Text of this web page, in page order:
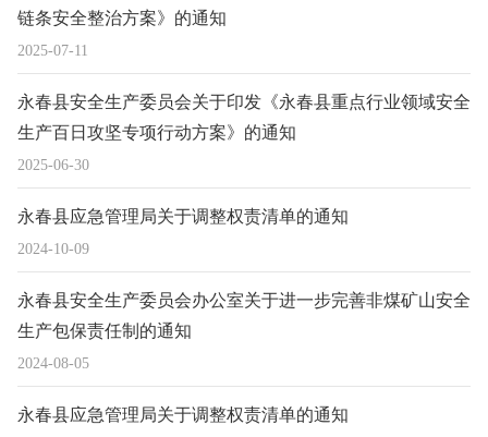
2025-07-11
链条安全整治方案》的通知
2025-06-30
永春县安全生产委员会关于印发《永春县重点行业领域安全
生产百日攻坚专项行动方案》的通知
2024-10-09
永春县应急管理局关于调整权责清单的通知
2024-08-05
永春县安全生产委员会办公室关于进一步完善非煤矿山安全
生产包保责任制的通知
永春县应急管理局关于调整权责清单的通知